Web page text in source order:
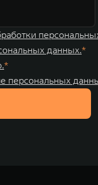
данных.
персональных